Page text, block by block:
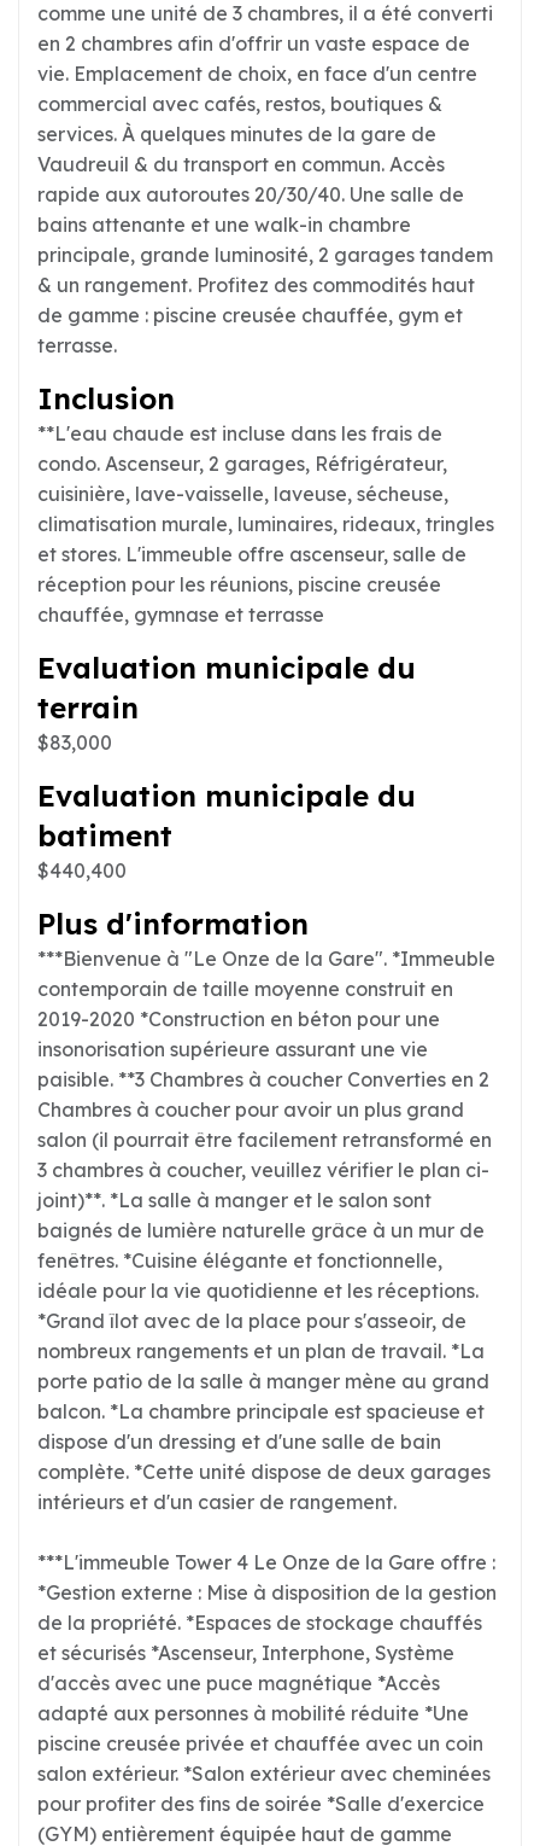
comme une unité de 3 chambres, il a été converti
en 2 chambres afin d'offrir un vaste espace de
vie. Emplacement de choix, en face d'un centre
commercial avec cafés, restos, boutiques &
services. À quelques minutes de la gare de
Vaudreuil & du transport en commun. Accès
rapide aux autoroutes 20/30/40. Une salle de
bains attenante et une walk-in chambre
principale, grande luminosité, 2 garages tandem
& un rangement. Profitez des commodités haut
de gamme : piscine creusée chauffée, gym et
terrasse.
Inclusion
**L'eau chaude est incluse dans les frais de
condo. Ascenseur, 2 garages, Réfrigérateur,
cuisinière, lave-vaisselle, laveuse, sécheuse,
climatisation murale, luminaires, rideaux, tringles
et stores. L'immeuble offre ascenseur, salle de
réception pour les réunions, piscine creusée
chauffée, gymnase et terrasse
Evaluation municipale du
terrain
$83,000
Evaluation municipale du
batiment
$440,400
Plus d'information
***Bienvenue à "Le Onze de la Gare". *Immeuble
contemporain de taille moyenne construit en
2019-2020 *Construction en béton pour une
insonorisation supérieure assurant une vie
paisible. **3 Chambres à coucher Converties en 2
Chambres à coucher pour avoir un plus grand
salon (il pourrait être facilement retransformé en
3 chambres à coucher, veuillez vérifier le plan ci-
joint)**. *La salle à manger et le salon sont
baignés de lumière naturelle grâce à un mur de
fenêtres. *Cuisine élégante et fonctionnelle,
idéale pour la vie quotidienne et les réceptions.
*Grand îlot avec de la place pour s'asseoir, de
nombreux rangements et un plan de travail. *La
porte patio de la salle à manger mène au grand
balcon. *La chambre principale est spacieuse et
dispose d'un dressing et d'une salle de bain
complète. *Cette unité dispose de deux garages
intérieurs et d'un casier de rangement.
***L'immeuble Tower 4 Le Onze de la Gare offre :
*Gestion externe : Mise à disposition de la gestion
de la propriété. *Espaces de stockage chauffés
et sécurisés *Ascenseur, Interphone, Système
d'accès avec une puce magnétique *Accès
adapté aux personnes à mobilité réduite *Une
piscine creusée privée et chauffée avec un coin
salon extérieur. *Salon extérieur avec cheminées
pour profiter des fins de soirée *Salle d'exercice
(GYM) entièrement équipée haut de gamme